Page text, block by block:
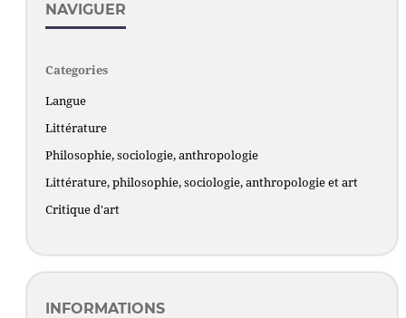
NAVIGUER
Categories
Langue
Littérature
Philosophie, sociologie, anthropologie
Littérature, philosophie, sociologie, anthropologie et art
Critique d'art
INFORMATIONS